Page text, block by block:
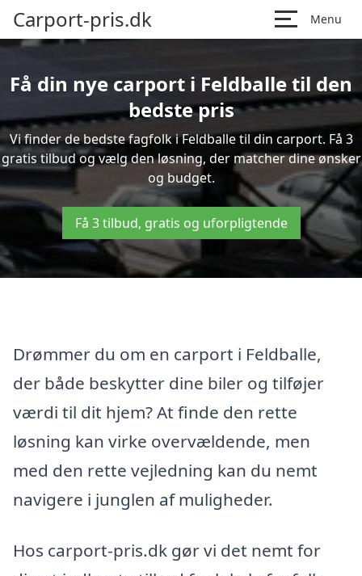
Carport-pris.dk Menu
Få din nye carport i Feldballe til den
bedste pris
Vi finder de bedste fagfolk i Feldballe til din carport. Få 3
gratis tilbud og vælg den løsning, der matcher dine ønsker
og budget.
Få 3 tilbud, gratis og uforpligtende
Drømmer du om en carport i Feldballe,
der både beskytter dine biler og tilføjer
værdi til dit hjem? At finde den rette
løsning kan virke overvældende, men
med den rette vejledning kan du nemt
navigere i junglen af muligheder.
Hos carport-pris.dk gør vi det nemt for